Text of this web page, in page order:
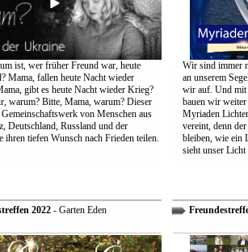
ist, wer früher Freund war, heute
Mama, fallen heute Nacht wieder
gibt es heute Nacht wieder Krieg?
warum? Bitte, Mama, warum? Dieser
von Menschen aus
Deutschland, Russland und der
ihren tiefen Wunsch nach Frieden teilen.
Wir sind immer
an unserem
wir auf. Und mit
bauen wir
Myriaden
vereint, denn
bleiben, wie ein
sieht unser
2022- Garten Eden